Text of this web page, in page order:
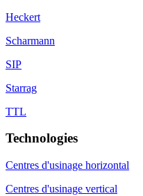
Heckert
Scharmann
SIP
Starrag
TTL
Technologies
Centres d'usinage horizontal
Centres d'usinage vertical